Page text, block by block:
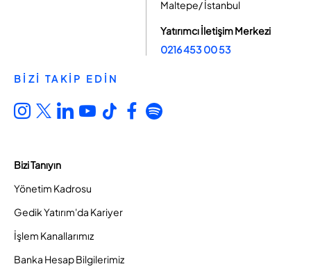
Maltepe/ İstanbul
Yatırımcı İletişim Merkezi
0216 453 00 53
BİZİ TAKİP EDİN
Bizi Tanıyın
Yönetim Kadrosu
Gedik Yatırım'da Kariyer
İşlem Kanallarımız
Banka Hesap Bilgilerimiz